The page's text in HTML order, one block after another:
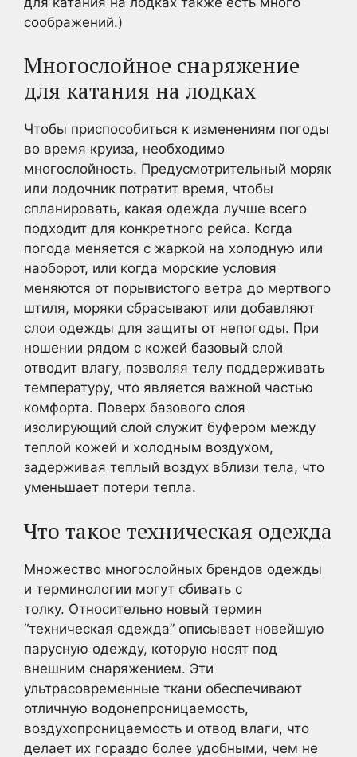
соображений.)
Многослойное снаряжение
для катания на лодках
Чтобы приспособиться к изменениям погоды
во время круиза, необходимо
многослойность. Предусмотрительный моряк
или лодочник потратит время, чтобы
спланировать, какая одежда лучше всего
подходит для конкретного рейса. Когда
погода меняется с жаркой на холодную или
наоборот, или когда морские условия
меняются от порывистого ветра до мертвого
штиля, моряки сбрасывают или добавляют
слои одежды для защиты от непогоды. При
ношении рядом с кожей базовый слой
отводит влагу, позволяя телу поддерживать
температуру, что является важной частью
комфорта. Поверх базового слоя
изолирующий слой служит буфером между
теплой кожей и холодным воздухом,
задерживая теплый воздух вблизи тела, что
уменьшает потери тепла.
Что такое техническая одежда
Множество многослойных брендов одежды
и терминологии могут сбивать с
толку. Относительно новый термин
“техническая одежда” описывает новейшую
парусную одежду, которую носят под
внешним снаряжением. Эти
ультрасовременные ткани обеспечивают
отличную водонепроницаемость,
воздухопроницаемость и отвод влаги, что
делает их гораздо более удобными, чем не